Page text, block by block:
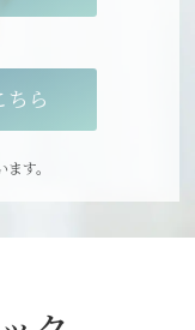
ちら
す。